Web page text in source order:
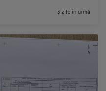
3 zile în urmă